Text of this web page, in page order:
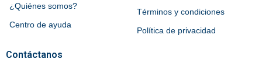
¿Quiénes somos?
Centro de ayuda
Términos y condiciones
Política de privacidad
Contáctanos